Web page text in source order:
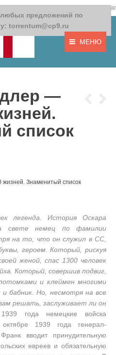
времени! О том, что важно! О
МЕНЮ
—
список
Знаменитый список
легенда. История Оскара
свете немец по фамилии
на то, что он служил в СС,
героем. Который, рискуя
женой, спас 1300 человек
Который, совершив подвиг,
и клеймен многими
и бабник. Но, несмотря на все
решать, заслуживает ли он
года немецкие войска
1939 года генерал-
вводит принудительную
евреев и обязательную
предложений по
torrentum@cp9.ru